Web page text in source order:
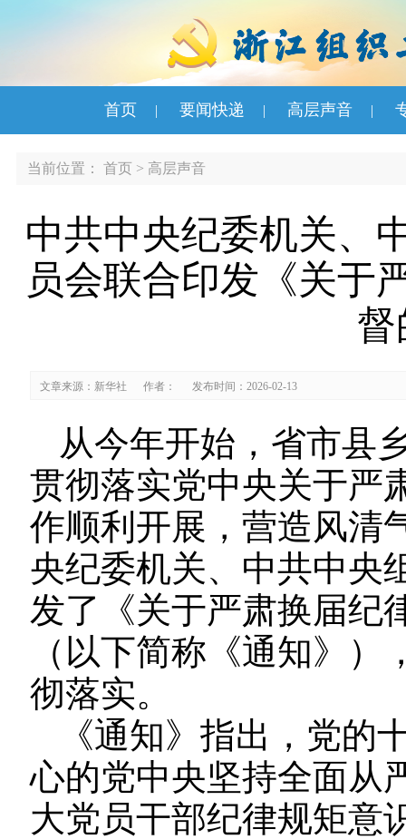
首页 | 要闻快递 | 高层声音 |
当前位置： 首页 > 高层声音
中共中央纪委机关、
员会联合印发《关于
督
文章来源：新华社 作者： 发布时间：2026-02-13
从今年开始，省市县
贯彻落实党中央关于严
作顺利开展，营造风清
央纪委机关、中共中央
发了《关于严肃换届纪
（以下简称《通知》
彻落实。
《通知》指出，党的
心的党中央坚持全面从
大党员干部纪律规矩意